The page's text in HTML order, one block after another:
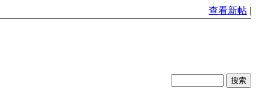
查看新帖 |